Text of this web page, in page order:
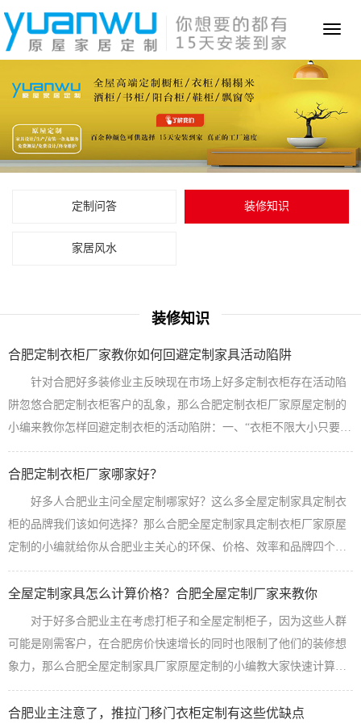
Toggle
定制问答 装修知识
家居风水
装修知识
合肥定制衣柜厂家教你如何回避定制家具活动陷阱
针对合肥好多装修业主反映现在市场上好多定制衣柜存在活动陷
阱忽悠合肥定制衣柜客户的乱象，那么合肥定制衣柜厂家原屋定制的
小编来教你怎样回避定制衣柜的活动陷阱：一、“衣柜不限大小只要
998元”类陷阱衣柜只要998还不限大小，这个你相信吗？反正我是不
信，这样所谓的998元其实插边球主要是指柜体只要998元，这样做的
目的是让你交钱，然后再把门板价格标价到1000多块钱甚至2000多，
这样不仅看似柜体亏钱，其实门板高于市场几倍的价格卖给你这样来
赚取高额的利润...【查看详情】
合肥定制衣柜厂家哪家好？
好多人合肥业主问全屋定制哪家好？这么多全屋定制家具定制衣
柜的品牌我们该如何选择？那么合肥全屋定制家具定制衣柜厂家原屋
定制的小编就给你从合肥业主关心的环保、价格、效率和品牌四个方
面分析下到底哪家全屋定制好：一、环保定制衣柜环保不环保，无非
在于使用的板材，板材好定制的家具才环保。原屋定制采用客户指定
板材策略，一方面回避掉自己选板材木工打还是不环保不好看的风
险，保证到了每一个全屋定制客户的利益，每一个全屋定制产品都可
以定向采购板材，如果不放心你买板材我...【查看详情】
全屋定制家具怎么计算价格？合肥全屋定制厂家来教你
对于好多合肥业主在考虑打柜子和全屋定制柜子，因为这些人群
可能是刚需客户，在合肥房价快速增长的同时也限制了他们的装修想
象力，那么合肥全屋定制家具厂家原屋定制的小编教大家快速计算自
己家全屋定制家具的价格：1、按投影计算全屋定制家具的价格现在拿
一个合肥三居室100平方米的房子全屋定制来举例，三室的房子一般会
合肥业主注意了，推拉门移门衣柜定制有这些优缺点